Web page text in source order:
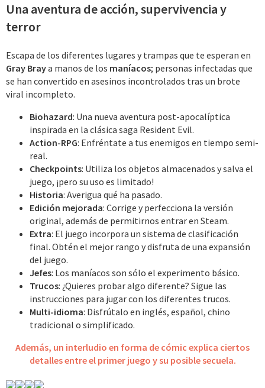
c
Una aventura de acción, supervivencia y
terror
Escapa de los diferentes lugares y trampas que te esperan en
Gray Braya manos de los maníacos; personas infectadas que
se han convertido en asesinos incontrolados tras un brote
viral incompleto.
Biohazard: Una nueva aventura post-apocalíptica
inspirada en la clásica saga Resident Evil.
Action-RPG: Enfréntate a tus enemigos en tiempo semi-
real.
Checkpoints: Utiliza los objetos almacenados y salva el
juego, ¡pero su uso es limitado!
Historia: Averigua qué ha pasado.
Edición mejorada: Corrige y perfecciona la versión
original, además de permitirnos entrar en Steam.
Extra: El juego incorpora un sistema de clasificación
final. Obtén el mejor rango y disfruta de una expansión
del juego.
Jefes: Los maníacos son sólo el experimento básico.
Trucos: ¿Quieres probar algo diferente? Sigue las
instrucciones para jugar con los diferentes trucos.
Multi-idioma: Disfrútalo en inglés, español, chino
tradicional o simplificado.
Además, un interludio en forma de cómic explica ciertos
detalles entre el primer juego y su posible secuela.